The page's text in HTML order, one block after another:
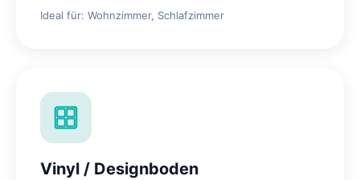
Ideal für: Wohnzimmer, Schlafzimmer
Vinyl / Designboden